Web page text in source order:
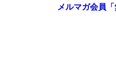
メルマガ会員